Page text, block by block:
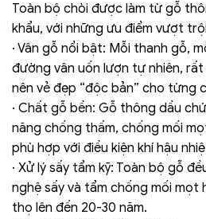
Toàn bộ chòi được làm từ gỗ
khẩu, với những ưu điểm vượt
· Vân gỗ nổi bật: Mỗi thanh gỗ,
đường vân uốn lượn tự nhiên,
nên vẻ đẹp “độc bản” cho từng
· Chất gỗ bền: Gỗ thông dầu
năng chống thấm, chống mối
phù hợp với điều kiện khí hậu
· Xử lý sấy tẩm kỹ: Toàn bộ gỗ
nghệ sấy và tẩm chống mối mọt
thọ lên đến 20-30 năm.